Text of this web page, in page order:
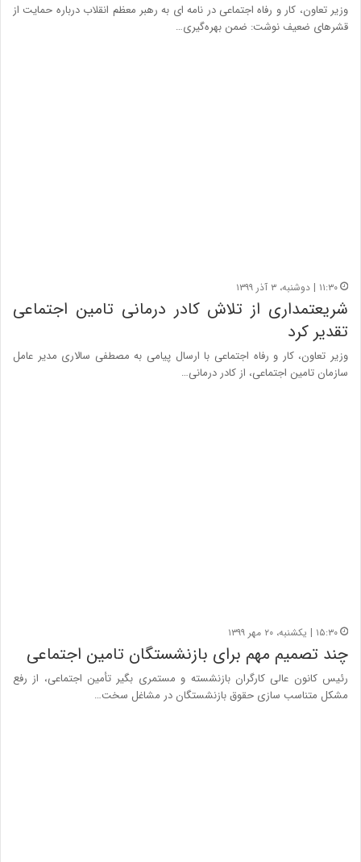
وزیر تعاون، کار و رفاه اجتماعی در نامه ای به رهبر معظم انقلاب درباره حمایت از
قشرهای ضعیف نوشت: ضمن بهره‌گیری…
۱۱:۳۰ | دوشنبه، ۳ آذر ۱۳۹۹
شریعتمداری از تلاش کادر درمانی تامین اجتماعی
تقدیر کرد
وزیر تعاون، کار و رفاه اجتماعی با ارسال پیامی به مصطفی سالاری مدیر عامل
سازمان تامین اجتماعی، از کادر درمانی…
۱۵:۳۰ | یکشنبه، ۲۰ مهر ۱۳۹۹
چند تصمیم مهم برای بازنشستگان تامین اجتماعی
رئیس کانون عالی کارگران بازنشسته و مستمری بگیر تأمین اجتماعی، از رفع
مشکل متناسب سازی حقوق بازنشستگان در مشاغل سخت…